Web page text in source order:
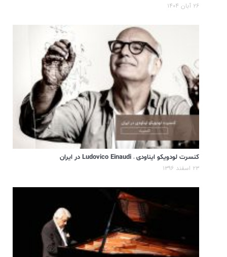
۲۶ آبان ۱۴۰۴
کنسرت لودویکو ایناودی – Ludovico Einaudi در ایران
۲۳ اسفند ۱۳۹۶